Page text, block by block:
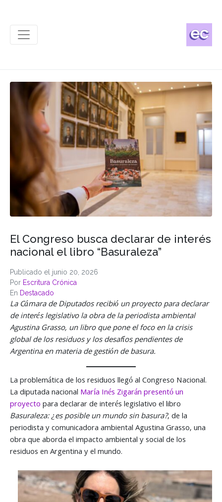
Publicado el junio 20, 2026
Por Escritura Crónica
En Destacado
El Congreso busca declarar de interés
nacional el libro “Basuraleza”
La Cámara de Diputados recibió un proyecto para declarar
de interés legislativo la obra de la periodista ambiental
Agustina Grasso, un libro que pone el foco en la crisis
global de los residuos y los desafíos pendientes de
Argentina en materia de gestión de basura.
La problemática de los residuos llegó al Congreso Nacional.
La diputada nacional María Inés Zigarán presentó un
proyectopara declarar de interés legislativo el libro
Basuraleza: ¿es posible un mundo sin basura?, de la
periodista y comunicadora ambiental Agustina Grasso, una
obra que aborda el impacto ambiental y social de los
residuos en Argentina y el mundo.